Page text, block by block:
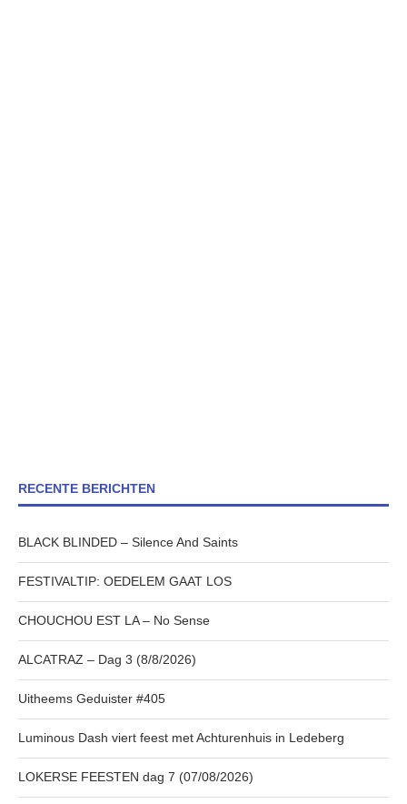
RECENTE BERICHTEN
BLACK BLINDED – Silence And Saints
FESTIVALTIP: OEDELEM GAAT LOS
CHOUCHOU EST LA – No Sense
ALCATRAZ – Dag 3 (8/8/2026)
Uitheems Geduister #405
Luminous Dash viert feest met Achturenhuis in Ledeberg
LOKERSE FEESTEN dag 7 (07/08/2026)